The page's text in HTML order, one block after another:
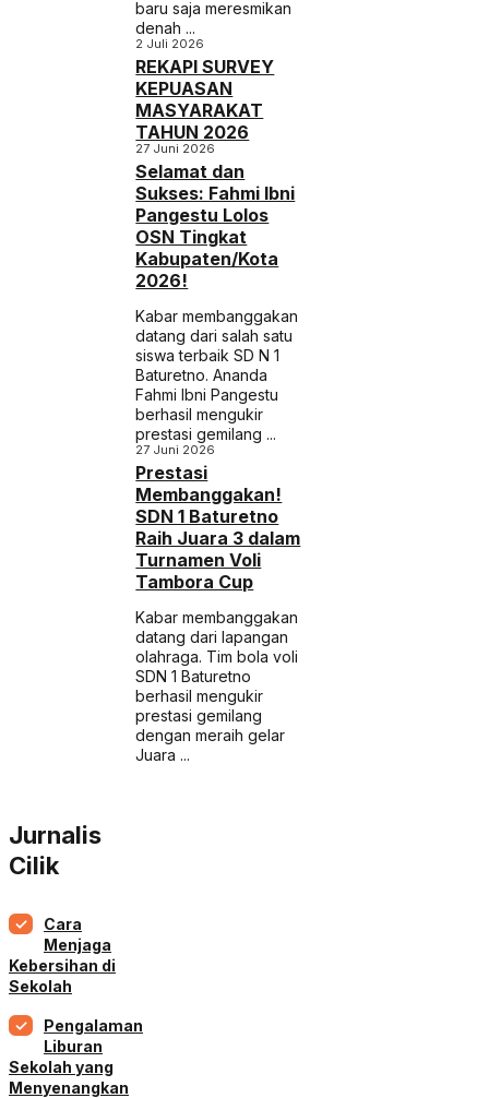
baru saja meresmikan
denah ...
2 Juli 2026
REKAPI SURVEY
KEPUASAN
MASYARAKAT
TAHUN 2026
27 Juni 2026
Selamat dan
Sukses: Fahmi Ibni
Pangestu Lolos
OSN Tingkat
Kabupaten/Kota
2026!
Kabar membanggakan
datang dari salah satu
siswa terbaik SD N 1
Baturetno. Ananda
Fahmi Ibni Pangestu
berhasil mengukir
prestasi gemilang ...
27 Juni 2026
Prestasi
Membanggakan!
SDN 1 Baturetno
Raih Juara 3 dalam
Turnamen Voli
Tambora Cup
Kabar membanggakan
datang dari lapangan
olahraga. Tim bola voli
SDN 1 Baturetno
berhasil mengukir
prestasi gemilang
dengan meraih gelar
Juara ...
Jurnalis
Cilik
Cara
Menjaga
Kebersihan di
Sekolah
Pengalaman
Liburan
Sekolah yang
Menyenangkan